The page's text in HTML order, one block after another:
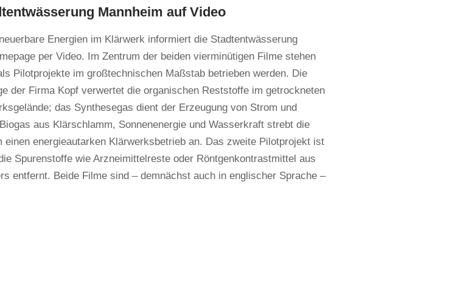
Mannheim auf Video
Energien im Klärwerk informiert die Stadtentwässerung
per Video. Im Zentrum der beiden vierminütigen Filme stehen
Pilotprojekte im großtechnischen Maßstab betrieben werden. Die
der Firma Kopf verwertet die organischen Reststoffe im getrockneten
das Synthesegas dient der Erzeugung von Strom und
aus Klärschlamm, Sonnenenergie und Wasserkraft strebt die
einen energieautarken Klärwerksbetrieb an. Das zweite Pilotprojekt ist
Spurenstoffe wie Arzneimittelreste oder Röntgenkontrastmittel aus
entfernt. Beide Filme sind – demnächst auch in englischer Sprache –